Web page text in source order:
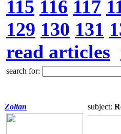
115 116 117
129 130 131
read articles
search for:
Zoltan subject: